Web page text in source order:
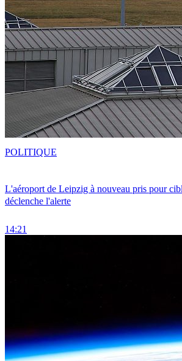
L'aéroport de Leipzig à nouveau pris pour
déclenche l'alerte
14:21
POLITIQUE